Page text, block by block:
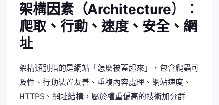
架構因素（Architecture）：
爬取、行動、速度、安全、網
址
架構類別指的是網站「怎麼被蓋起來」，包含爬蟲可
及性、行動裝置友善、重複內容處理、網站速度、
HTTPS、網址結構，屬於權重偏高的技術加分群